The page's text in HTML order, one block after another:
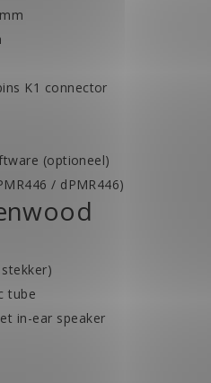
K1 connector
(optioneel)
/ dPMR446)
tube
in-ear speaker